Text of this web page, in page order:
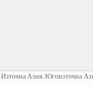
Азия. Югоизточна